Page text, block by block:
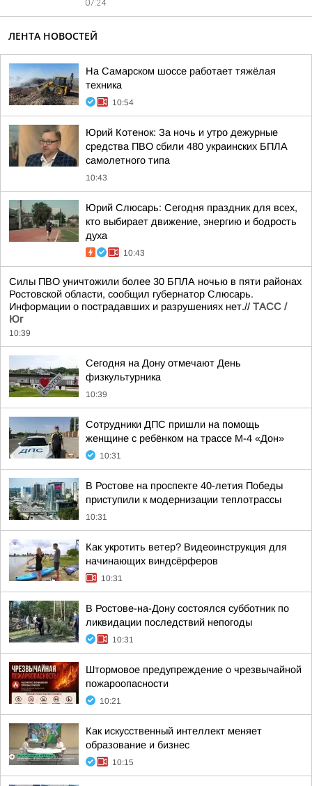
07:24
ЛЕНТА НОВОСТЕЙ
На Самарском шоссе работает тяжёлая
техника
10:54
Юрий Котенок: За ночь и утро дежурные
средства ПВО сбили 480 украинских БПЛА
самолетного типа
10:43
Юрий Слюсарь: Сегодня праздник для всех,
кто выбирает движение, энергию и бодрость
духа
10:43
Силы ПВО уничтожили более 30 БПЛА ночью в пяти районах
Ростовской области, сообщил губернатор Слюсарь.
Информации о пострадавших и разрушениях нет.// ТАСС /
Юг
10:39
Сегодня на Дону отмечают День
физкультурника
10:39
Сотрудники ДПС пришли на помощь
женщине с ребёнком на трассе М-4 «Дон»
10:31
В Ростове на проспекте 40-летия Победы
приступили к модернизации теплотрассы
10:31
Как укротить ветер? Видеоинструкция для
начинающих виндсёрферов
10:31
В Ростове-на-Дону состоялся субботник по
ликвидации последствий непогоды
10:31
Штормовое предупреждение о чрезвычайной
пожароопасности
10:21
Как искусственный интеллект меняет
образование и бизнес
10:15